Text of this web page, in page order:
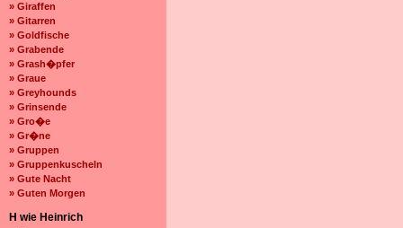
» Giraffen
» Gitarren
» Goldfische
» Grabende
» Grash�pfer
» Graue
» Greyhounds
» Grinsende
» Gro�e
» Gr�ne
» Gruppen
» Gruppenkuscheln
» Gute Nacht
» Guten Morgen
H wie Heinrich